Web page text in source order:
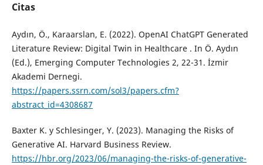
Citas
Aydın, Ö., Karaarslan, E. (2022). OpenAI ChatGPT Generated
Literature Review: Digital Twin in Healthcare . In Ö. Aydın
(Ed.), Emerging Computer Technologies 2, 22-31. İzmir
Akademi Dernegi.
https://papers.ssrn.com/sol3/papers.cfm?
abstract_id=4308687
Baxter K. y Schlesinger, Y. (2023). Managing the Risks of
Generative AI. Harvard Business Review.
https://hbr.org/2023/06/managing-the-risks-of-generative-